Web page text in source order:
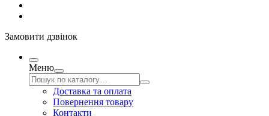
Замовити дзвінок
Меню
Доставка та оплата
Повернення товару
Контакти